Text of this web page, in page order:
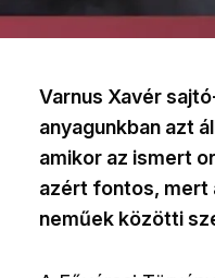
Varnus Xavér
anyagunkban azt
amikor az ismert
azért fontos, mert
neműek közötti